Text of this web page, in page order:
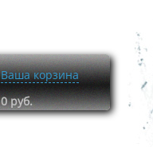
Ваша корзина
0 руб.